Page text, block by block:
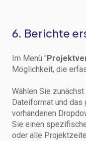
6. Berichte
Im Menü "
Möglichkeit, die
Wählen Sie
Dateiformat und das
vorhandenen
Sie einen
oder alle